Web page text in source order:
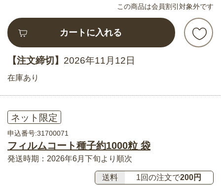
この商品は会員割引対象外です
カートに入れる
【注文締切】 2026年11月12日
在庫あり
ネット限定
申込番号:31700071
フィルムコート種子約1000粒 袋
発送時期：2026年6月下旬より順次
送料 1回の注文で200円